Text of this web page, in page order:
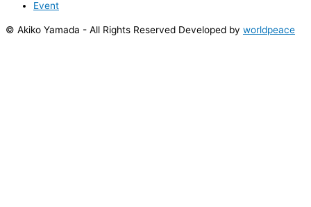
Event
© Akiko Yamada - All Rights Reserved Developed by worldpeace